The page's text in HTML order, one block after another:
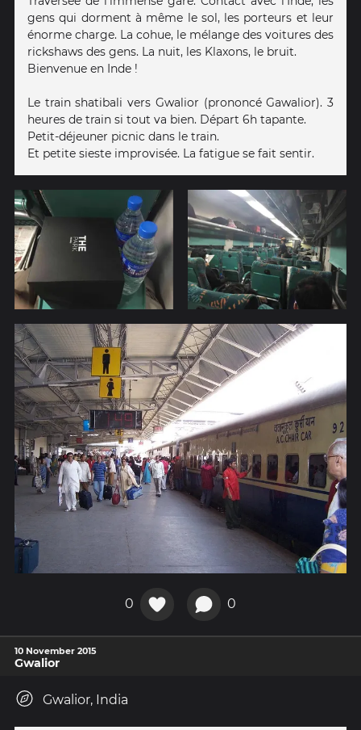
gens qui dorment à même le sol, les porteurs et leur
énorme charge. La cohue, le mélange des voitures des
rickshaws des gens. La nuit, les Klaxons, le bruit.
Bienvenue en Inde !
Le train shatibali vers Gwalior (prononcé Gawalior). 3
heures de train si tout va bien. Départ 6h tapante.
Petit-déjeuner picnic dans le train.
Et petite sieste improvisée. La fatigue se fait sentir.
0 0
10 November 2015
Gwalior
Gwalior, India